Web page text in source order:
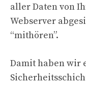
aller Daten von
Webserver
“mithören”.
Damit haben wir